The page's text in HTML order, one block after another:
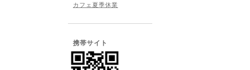
カフェ夏季休業
携帯サイト